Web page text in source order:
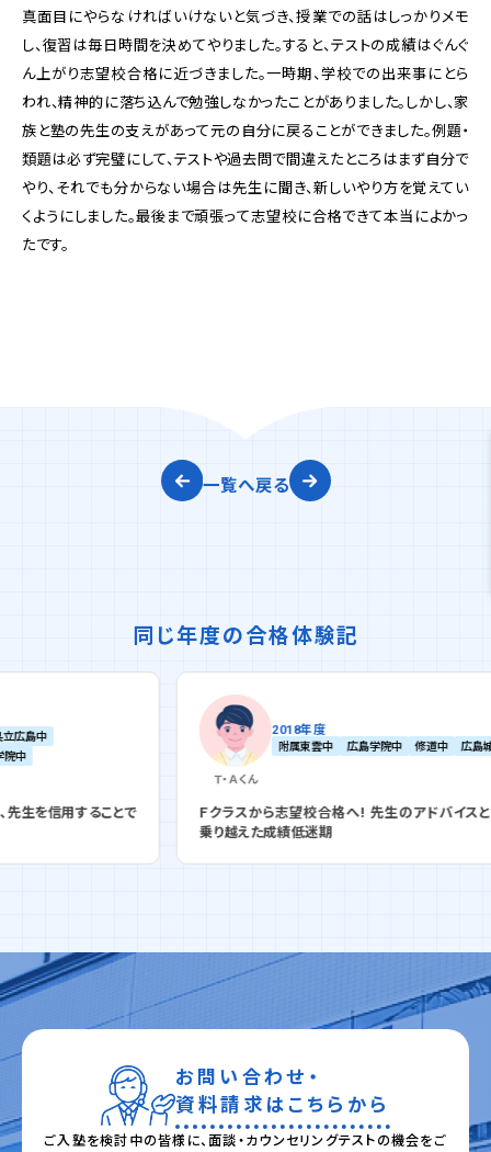
真面目にやらなければいけないと気づき、授業での話はしっかりメモ
し、復習は毎日時間を決めてやりました。すると、テストの成績はぐんぐ
ん上がり志望校合格に近づきました。一時期、学校での出来事にとら
われ、精神的に落ち込んで勉強しなかったことがありました。しかし、家
族と塾の先生の支えがあって元の自分に戻ることができました。例題・
類題は必ず完璧にして、テストや過去問で間違えたところはまず自分で
やり、それでも分からない場合は先生に聞き、新しいやり方を覚えてい
くようにしました。最後まで頑張って志望校に合格できて本当によかっ
たです。
一覧へ戻る
同じ年度の合格体験記
とで
2018年度
附属東雲中 広島学院中 修道中 広島城北中
Ｆクラスから志望校合格へ! 先生のアドバイスと課題管理で
乗り越えた成績低迷期
お問い合わせ・
資料請求はこちらから
ご入塾を検討中の皆様に、面談・カウンセリングテストの機会をご